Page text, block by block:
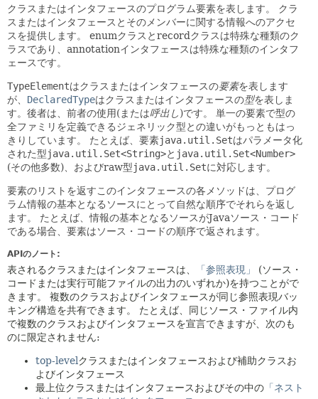
索引
ヘルプ
クラスまたはインタフェースのプログラム要素を表します。
クラ
スまたはインタフェースとそのメンバーに関する情報へのアクセ
スを提供します。
enumクラスとrecordクラスは特殊な種類のク
ラスであり、annotationインタフェースは特殊な種類のインタフ
ェースです。
TypeElementはクラスまたはインタフェースの要素を表します
が、 DeclaredTypeはクラスまたはインタフェースの型を表しま
す。後者は、前者の使用(または呼出し)です。
単一の要素で型の
全ファミリを定義できるジェネリック型との違いがもっともはっ
きりしています。
たとえば、要素java.util.Setはパラメータ化
された型java.util.Set<String>と java.util.Set<Number>
(その他多数)、およびraw型java.util.Setに対応します。
要素のリストを返すこのインタフェースの各メソッドは、プログ
ラム情報の基本となるソースにとって自然な順序でそれらを返し
ます。
たとえば、情報の基本となるソースがJavaソース・コード
である場合、要素はソース・コードの順序で返されます。
APIのノート:
表されるクラスまたはインタフェースは、 「参照表現」
(ソース・
コードまたは実行可能ファイルの出力のいずれか)を持つことがで
きます。
複数のクラスおよびインタフェースが同じ参照表現バッ
キング構造を共有できます。
たとえば、同じソース・ファイル内
で複数のクラスおよびインタフェースを宣言できますが、次のも
のに限定されません:
top-levelクラスまたはインタフェースおよび補助クラスお
よびインタフェース
最上位クラスまたはインタフェースおよびその中の 「ネスト